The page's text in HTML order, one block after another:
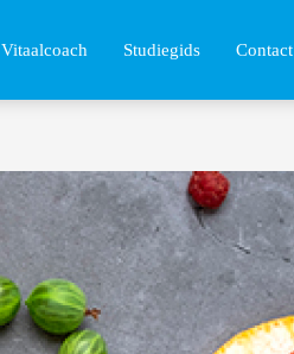
Vitaalcoach Studiegids Contact